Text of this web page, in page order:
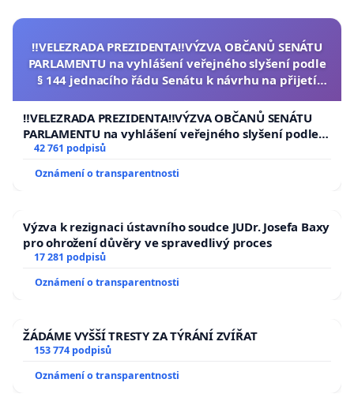
‼️VELEZRADA PREZIDENTA‼️VÝZVA OBČANŮ SENÁTU
PARLAMENTU na vyhlášení veřejného slyšení podle
§ 144 jednacího řádu Senátu k návrhu na přijetí
republiky
‼️VELEZRADA PREZIDENTA‼️VÝZVA OBČANŮ SENÁTU
PARLAMENTU na vyhlášení veřejného slyšení podle §
144 jednacího řádu Senátu k návrhu na přijetí
republiky
42 761 podpisů
Oznámení o transparentnosti
Výzva k rezignaci ústavního soudce JUDr. Josefa Baxy
pro ohrožení důvěry ve spravedlivý proces
17 281 podpisů
Oznámení o transparentnosti
ŽÁDÁME VYŠŠÍ TRESTY ZA TÝRÁNÍ ZVÍŘAT
153 774 podpisů
Oznámení o transparentnosti